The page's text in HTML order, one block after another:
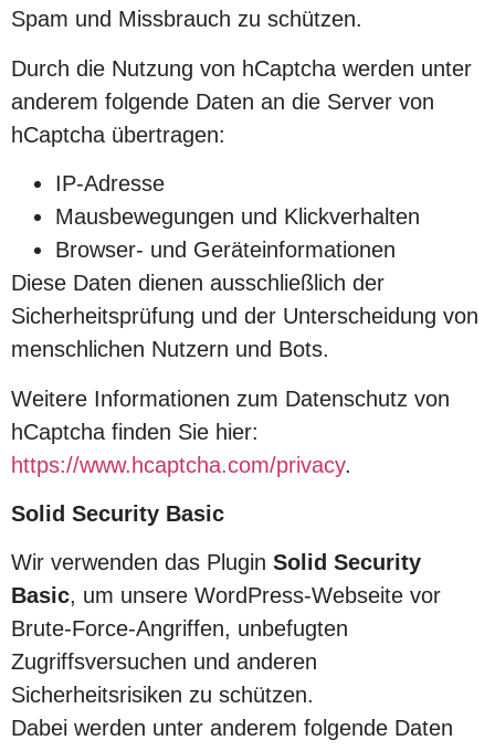
Spam und Missbrauch zu schützen.
Durch die Nutzung von hCaptcha werden unter
anderem folgende Daten an die Server von
hCaptcha übertragen:
IP-Adresse
Mausbewegungen und Klickverhalten
Browser- und Geräteinformationen
Diese Daten dienen ausschließlich der
Sicherheitsprüfung und der Unterscheidung von
menschlichen Nutzern und Bots.
Weitere Informationen zum Datenschutz von
hCaptcha finden Sie hier:
https://www.hcaptcha.com/privacy.
Solid Security Basic
Wir verwenden das Plugin Solid Security
Basic, um unsere WordPress-Webseite vor
Brute-Force-Angriffen, unbefugten
Zugriffsversuchen und anderen
Sicherheitsrisiken zu schützen.
Dabei werden unter anderem folgende Daten